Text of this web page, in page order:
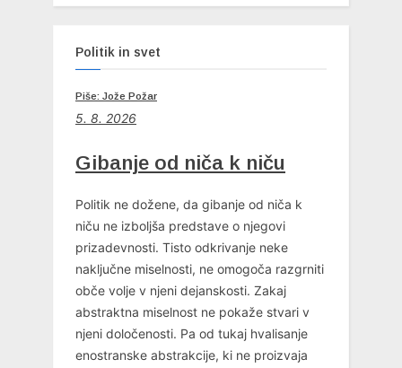
Politik in svet
Piše: Jože Požar
5. 8. 2026
Gibanje od niča k niču
Politik ne dožene, da gibanje od niča k
niču ne izboljša predstave o njegovi
prizadevnosti. Tisto odkrivanje neke
naključne miselnosti, ne omogoča razgrniti
obče volje v njeni dejanskosti. Zakaj
abstraktna miselnost ne pokaže stvari v
njeni določenosti. Pa od tukaj hvalisanje
enostranske abstrakcije, ki ne proizvaja